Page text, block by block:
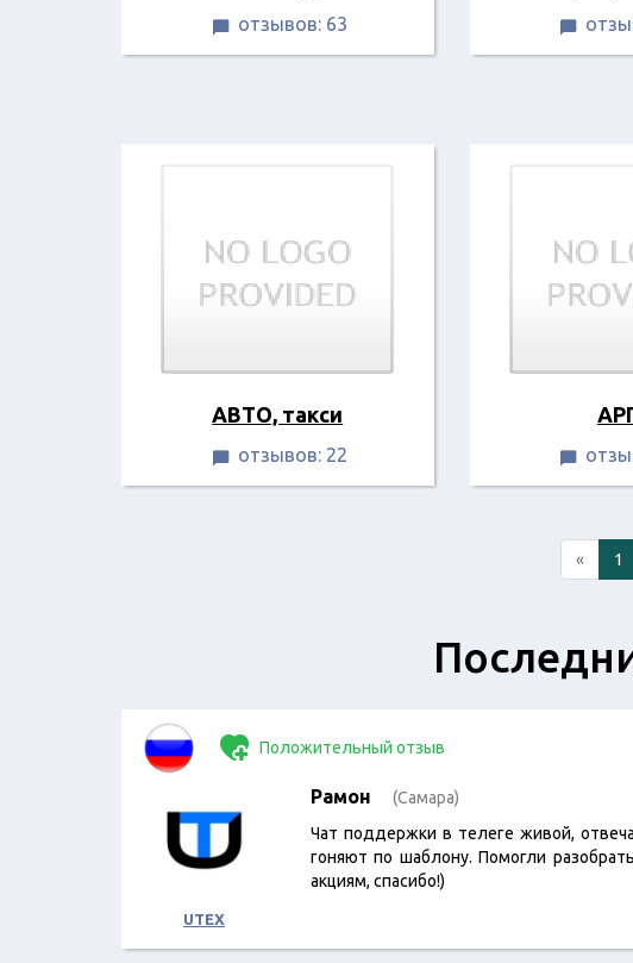
 отзывов: 63 
АВТО, такси
 отзывов: 22 
« 1
Положительный отзыв
UTEX
Рамон (Самара)
Чат поддержки в телеге живой,
гоняют по шаблону. Помогли
акциям, спасибо!)